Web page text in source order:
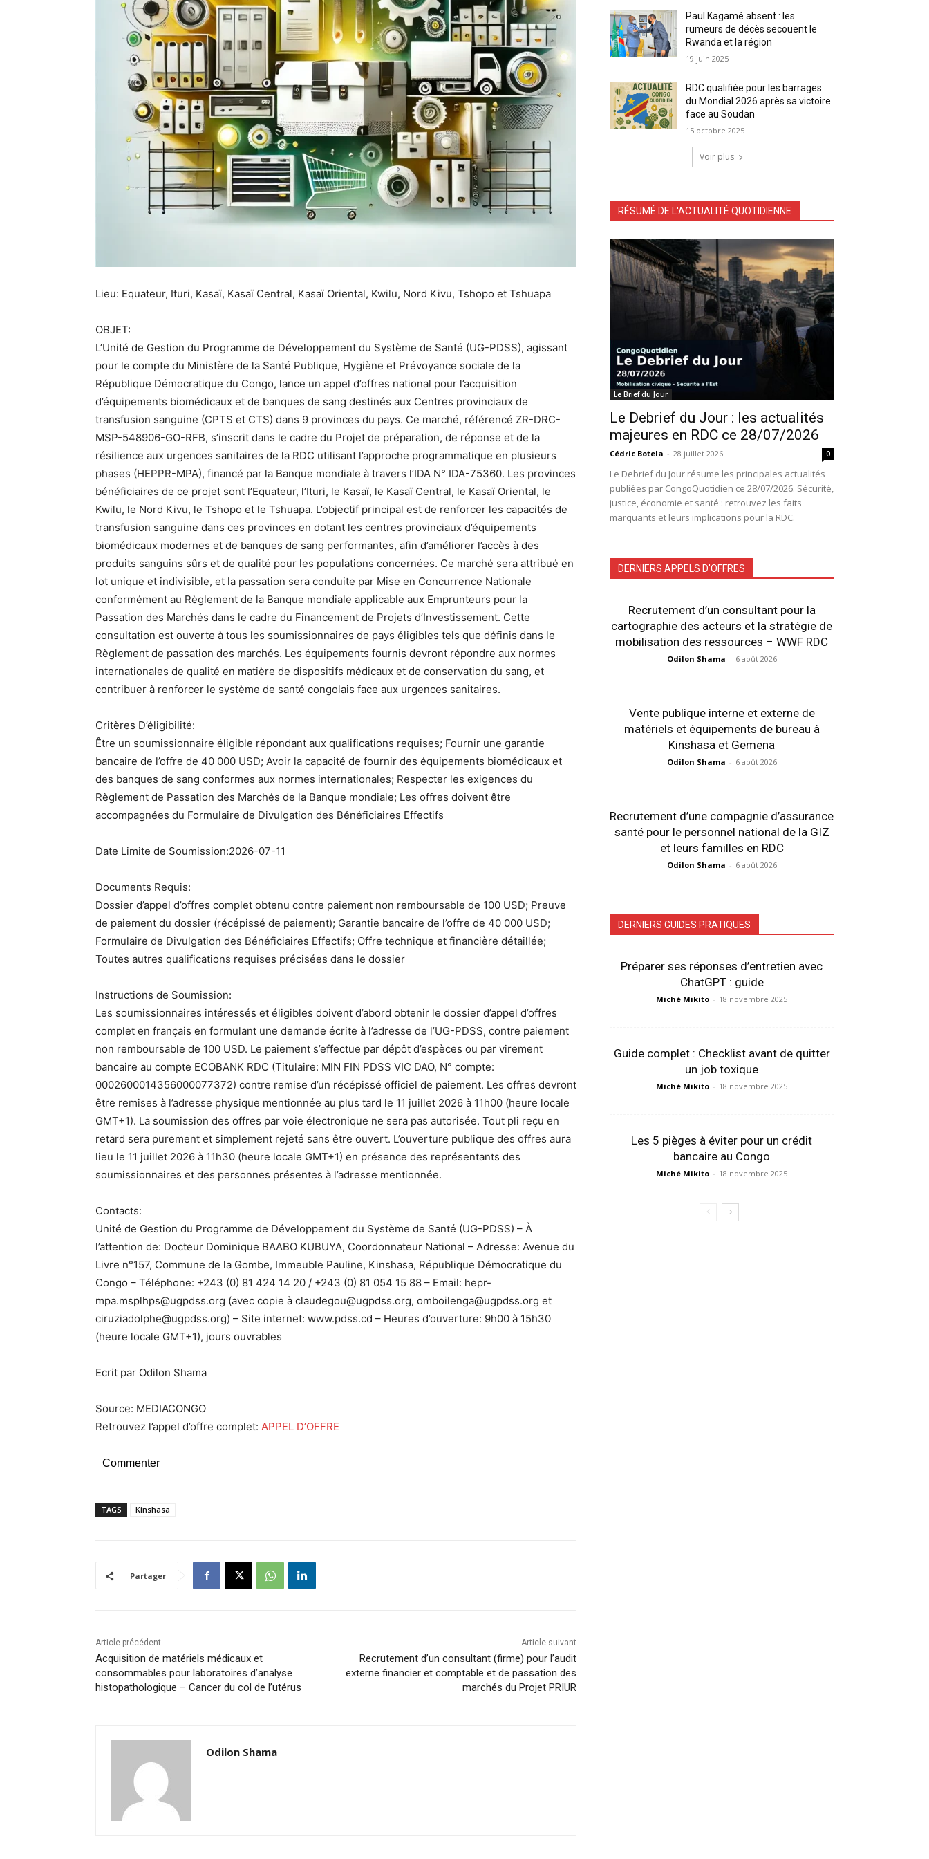
Lieu: Equateur, Ituri, Kasaï, Kasaï Central, Kasaï Oriental, Kwilu, Nord Kivu, Tshopo et Tshuapa
OBJET:
L’Unité de Gestion du Programme de Développement du Système de Santé (UG-PDSS), agissant
pour le compte du Ministère de la Santé Publique, Hygiène et Prévoyance sociale de la
République Démocratique du Congo, lance un appel d’offres national pour l’acquisition
d’équipements biomédicaux et de banques de sang destinés aux Centres provinciaux de
transfusion sanguine (CPTS et CTS) dans 9 provinces du pays. Ce marché, référencé ZR-DRC-
MSP-548906-GO-RFB, s’inscrit dans le cadre du Projet de préparation, de réponse et de la
résilience aux urgences sanitaires de la RDC utilisant l’approche programmatique en plusieurs
phases (HEPPR-MPA), financé par la Banque mondiale à travers l’IDA N° IDA-75360. Les provinces
bénéficiaires de ce projet sont l’Equateur, l’Ituri, le Kasaï, le Kasaï Central, le Kasaï Oriental, le
Kwilu, le Nord Kivu, le Tshopo et le Tshuapa. L’objectif principal est de renforcer les capacités de
transfusion sanguine dans ces provinces en dotant les centres provinciaux d’équipements
biomédicaux modernes et de banques de sang performantes, afin d’améliorer l’accès à des
produits sanguins sûrs et de qualité pour les populations concernées. Ce marché sera attribué en
lot unique et indivisible, et la passation sera conduite par Mise en Concurrence Nationale
conformément au Règlement de la Banque mondiale applicable aux Emprunteurs pour la
Passation des Marchés dans le cadre du Financement de Projets d’Investissement. Cette
consultation est ouverte à tous les soumissionnaires de pays éligibles tels que définis dans le
Règlement de passation des marchés. Les équipements fournis devront répondre aux normes
internationales de qualité en matière de dispositifs médicaux et de conservation du sang, et
contribuer à renforcer le système de santé congolais face aux urgences sanitaires.
Critères D’éligibilité:
Être un soumissionnaire éligible répondant aux qualifications requises; Fournir une garantie
bancaire de l’offre de 40 000 USD; Avoir la capacité de fournir des équipements biomédicaux et
des banques de sang conformes aux normes internationales; Respecter les exigences du
Règlement de Passation des Marchés de la Banque mondiale; Les offres doivent être
accompagnées du Formulaire de Divulgation des Bénéficiaires Effectifs
Date Limite de Soumission:2026-07-11
Documents Requis:
Dossier d’appel d’offres complet obtenu contre paiement non remboursable de 100 USD; Preuve
de paiement du dossier (récépissé de paiement); Garantie bancaire de l’offre de 40 000 USD;
Formulaire de Divulgation des Bénéficiaires Effectifs; Offre technique et financière détaillée;
Toutes autres qualifications requises précisées dans le dossier
Instructions de Soumission:
Les soumissionnaires intéressés et éligibles doivent d’abord obtenir le dossier d’appel d’offres
complet en français en formulant une demande écrite à l’adresse de l’UG-PDSS, contre paiement
non remboursable de 100 USD. Le paiement s’effectue par dépôt d’espèces ou par virement
bancaire au compte ECOBANK RDC (Titulaire: MIN FIN PDSS VIC DAO, N° compte:
0002600014356000077372) contre remise d’un récépissé officiel de paiement. Les offres devront
être remises à l’adresse physique mentionnée au plus tard le 11 juillet 2026 à 11h00 (heure locale
GMT+1). La soumission des offres par voie électronique ne sera pas autorisée. Tout pli reçu en
retard sera purement et simplement rejeté sans être ouvert. L’ouverture publique des offres aura
lieu le 11 juillet 2026 à 11h30 (heure locale GMT+1) en présence des représentants des
soumissionnaires et des personnes présentes à l’adresse mentionnée.
Contacts:
Unité de Gestion du Programme de Développement du Système de Santé (UG-PDSS) – À
l’attention de: Docteur Dominique BAABO KUBUYA, Coordonnateur National – Adresse: Avenue du
Livre n°157, Commune de la Gombe, Immeuble Pauline, Kinshasa, République Démocratique du
Congo – Téléphone: +243 (0) 81 424 14 20 / +243 (0) 81 054 15 88 – Email: hepr-
mpa.msplhps@ugpdss.org (avec copie à claudegou@ugpdss.org, omboilenga@ugpdss.org et
ciruziadolphe@ugpdss.org) – Site internet: www.pdss.cd – Heures d’ouverture: 9h00 à 15h30
(heure locale GMT+1), jours ouvrables
Ecrit par Odilon Shama
Source: MEDIACONGO
Retrouvez l’appel d’offre complet: APPEL D’OFFRE
Commenter
TAGS Kinshasa
Partager
Article précédent
Acquisition de matériels médicaux et
consommables pour laboratoires d’analyse
histopathologique – Cancer du col de l’utérus
Article suivant
Recrutement d’un consultant (firme) pour l’audit
externe financier et comptable et de passation des
marchés du Projet PRIUR
Odilon Shama
Paul Kagamé absent : les
rumeurs de décès secouent le
Rwanda et la région
19 juin 2025
RDC qualifiée pour les barrages
du Mondial 2026 après sa victoire
face au Soudan
15 octobre 2025
Voir plus
RÉSUMÉ DE L'ACTUALITÉ QUOTIDIENNE
Le Brief du Jour
Le Debrief du Jour : les actualités
majeures en RDC ce 28/07/2026
Cédric Botela - 28 juillet 2026 0
Le Debrief du Jour résume les principales actualités
publiées par CongoQuotidien ce 28/07/2026. Sécurité,
justice, économie et santé : retrouvez les faits
marquants et leurs implications pour la RDC.
DERNIERS APPELS D'OFFRES
Recrutement d’un consultant pour la
cartographie des acteurs et la stratégie de
mobilisation des ressources – WWF RDC
Odilon Shama - 6 août 2026
Vente publique interne et externe de
matériels et équipements de bureau à
Kinshasa et Gemena
Odilon Shama - 6 août 2026
Recrutement d’une compagnie d’assurance
santé pour le personnel national de la GIZ
et leurs familles en RDC
Odilon Shama - 6 août 2026
DERNIERS GUIDES PRATIQUES
Préparer ses réponses d’entretien avec
ChatGPT : guide
Miché Mikito - 18 novembre 2025
Guide complet : Checklist avant de quitter
un job toxique
Miché Mikito - 18 novembre 2025
Les 5 pièges à éviter pour un crédit
bancaire au Congo
Miché Mikito - 18 novembre 2025